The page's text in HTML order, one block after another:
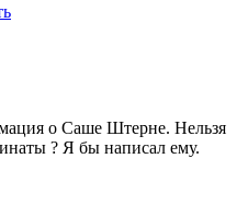
о Саше Штерне. Нельзя
? Я бы написал ему.